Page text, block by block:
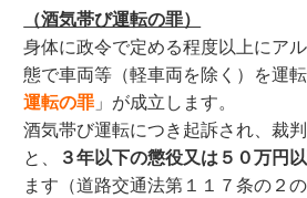
（酒気帯び運転の罪）
身体に政令で定める程度以上にア
態で車両等（軽車両を除く）を運
運転の罪 」が成立します。
酒気帯び運転につき起訴され、裁
と、
３年以下の懲役又は５０万円
ます（道路交通法第１１７条の２の